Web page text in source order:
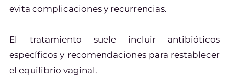
evita complicaciones y recurrencias.
El tratamiento suele incluir antibióticos
específicos y recomendaciones para restablecer
el equilibrio vaginal.